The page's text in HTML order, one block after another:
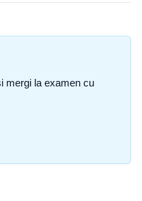
mergi la examen cu